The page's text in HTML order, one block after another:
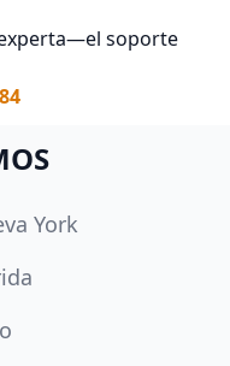
soporte
York